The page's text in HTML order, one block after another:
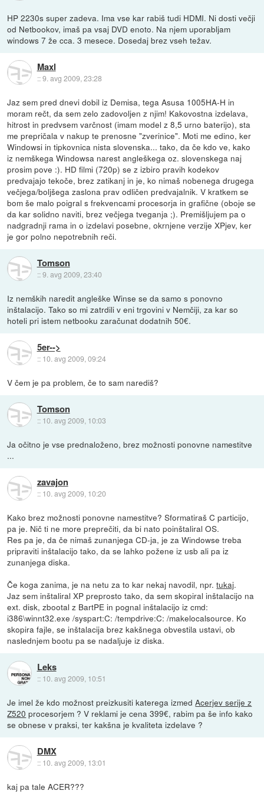
HP 2230s super zadeva. Ima vse kar rabiš tudi HDMI. Ni dosti večji
od Netbookov, imaš pa vsaj DVD enoto. Na njem uporabljam
windows 7 že cca. 3 mesece. Dosedaj brez vseh težav.
Maxl
::9. avg 2009, 23:28
Jaz sem pred dnevi dobil iz Demisa, tega Asusa 1005HA-H in
moram rečt, da sem zelo zadovoljen z njim! Kakovostna izdelava,
hitrost in predvsem varčnost (imam model z 8,5 urno baterijo), sta
me prepričala v nakup te prenosne "zverinice". Moti me edino, ker
Windowsi in tipkovnica nista slovenska... tako, da če kdo ve, kako
iz nemškega Windowsa narest angleškega oz. slovenskega naj
prosim pove :). HD filmi (720p) se z izbiro pravih kodekov
predvajajo tekoče, brez zatikanj in je, ko nimaš nobenega drugega
večjega/boljšega zaslona prav odličen predvajalnik. V kratkem se
bom še malo poigral s frekvencami procesorja in grafične (oboje se
da kar solidno naviti, brez večjega tveganja ;). Premišljujem pa o
nadgradnji rama in o izdelavi posebne, okrnjene verzije XPjev, ker
je gor polno nepotrebnih reči.
Tomson
::9. avg 2009, 23:40
Iz nemških naredit angleške Winse se da samo s ponovno
inštalacijo. Tako so mi zatrdili v eni trgovini v Nemčiji, za kar so
hoteli pri istem netbooku zaračunat dodatnih 50€.
5er-->
:: 10. avg 2009, 09:24
V čem je pa problem, če to sam narediš?
Tomson
:: 10. avg 2009, 10:03
Ja očitno je vse prednaloženo, brez možnosti ponovne namestitve
...
zavajon
:: 10. avg 2009, 10:20
Kako brez možnosti ponovne namestitve? Sformatiraš C particijo,
pa je. Nič ti ne more preprečiti, da bi nato poinštaliral OS.
Res pa je, da če nimaš zunanjega CD-ja, je za Windowse treba
pripraviti inštalacijo tako, da se lahko požene iz usb ali pa iz
zunanjega diska.
Če koga zanima, je na netu za to kar nekaj navodil, npr.tukaj.
Jaz sem inštaliral XP preprosto tako, da sem skopiral inštalacijo na
ext. disk, zbootal z BartPE in pognal inštalacijo iz cmd:
i386\winnt32.exe /syspart:C: /tempdrive:C: /makelocalsource. Ko
skopira fajle, se inštalacija brez kakšnega obvestila ustavi, ob
naslednjem bootu pa se nadaljuje iz diska.
Leks
:: 10. avg 2009, 10:51
Je imel že kdo možnost preizkusiti katerega izmedAcerjev serije z
Z520 procesorjem ? V reklami je cena 399€, rabim pa še info kako
se obnese v praksi, ter kakšna je kvaliteta izdelave ?
DMX
:: 10. avg 2009, 13:01
kaj pa tale ACER???